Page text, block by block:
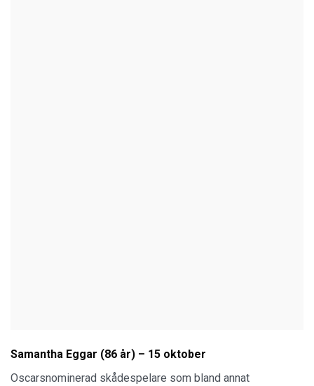
Samantha Eggar (86 år) – 15 oktober
Oscarsnominerad skådespelare som bland annat